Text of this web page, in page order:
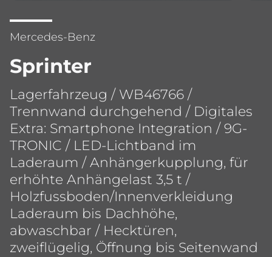
Mercedes-Benz
Sprinter
Lagerfahrzeug / WB46766 /
Trennwand durchgehend / Digitales
Extra: Smartphone Integration / 9G-
TRONIC / LED-Lichtband im
Laderaum / Anhängerkupplung, für
erhöhte Anhängelast 3,5 t /
Holzfussboden/Innenverkleidung
Laderaum bis Dachhöhe,
abwaschbar / Hecktüren,
zweiflügelig, Öffnung bis Seitenwand